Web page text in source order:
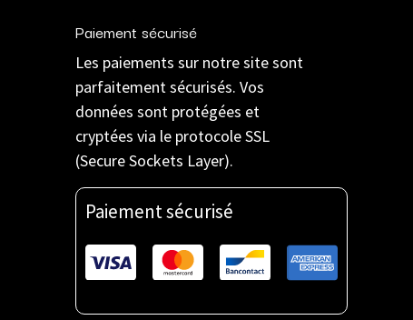
Paiement sécurisé
Les paiements sur notre site sont
parfaitement sécurisés. Vos
données sont protégées et
cryptées via le protocole SSL
(Secure Sockets Layer).
Paiement sécurisé